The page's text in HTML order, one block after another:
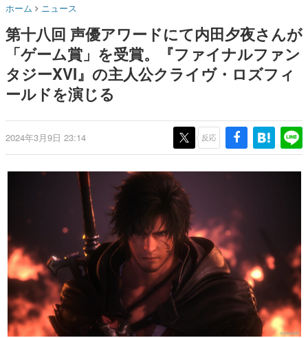
名作ゲームクリエイターの方々に製作時のエピソードをお
きます。
赫本
この物語を解いてはいけない。『赫本』は、〈試験問題〉
の形をした短編ホラー小説集です。
これからのデジタルゲーム市場を担う若きクリエイター達
の姿を追い、彼らのルーツと情熱を探っていきます。
ゲームに多大な影響を受けた作家さんに取材し、ゲームが
日本のコンテンツ産業やカルチャーに与えた影響を探る企
画です。
日本モバイルゲーム産業史
日本のモバイルゲーム史における主要なトピック・タイト
ルを網羅するほか、開発者へのインタビューや識者による
解説を掲載。約20年の歴史が一望できる決定版！
若ゲのいたり〜ゲームクリエイターの青春〜
『うつヌケ』『ペンと箸』等で知られるマンガ家・田中圭
一先生によるゲーム業界レポートマンガです。
なんでゲームは面白い？
目はホラーとして、2周目はミス
テリーの解決編として【ネタバ
レあり】
ホーム ニュース
第十八回 声優アワードにて内田夕夜さんが
「ゲーム賞」を受賞。『ファイナルファン
タジーXVI』の主人公クライヴ・ロズフィ
ールドを演じる
2024年3月9日 23:14 反応